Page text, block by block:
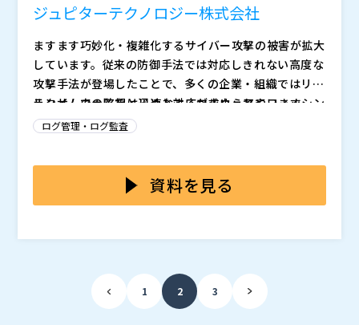
ジュピターテクノロジー株式会社
ますます巧妙化・複雑化するサイバー攻撃の被害が拡大
しています。従来の防御手法では対応しきれない高度な
攻撃手法が登場したことで、多くの企業・組織ではリア
ルタイムでの監視と迅速な対応が求められています。
また、各国政府や業界団体が定める規制やコンプライア
セキュリティ要件は厳しくなっています。 国内におい
ても事業停止が多大な影響を与える自動車業界では「自
策定され、自動車メーカーやサプライヤー企業を含めて
こうした各規制に適合したログ管理や監査対応など、セ
キュリティ・インシデント対応の必要性はさらに高まっ
ランサムウェアをはじめとするマルウェアやフィッシン
グ攻撃、内部不正などの被害に遭わないためには、イン
バイスから生成される膨大なログを一元的に管理するこ
とが難しく、異常の検知に時間と労力がかかることもあ
ュリティ担当者が重大なセキュリティ脅威へのアラート
を早期に検知し、迅速な対応を可能にするソリューショ
ンとして注目されているのが「SIEM（Security Infor
EMは高度な専門知識が求められることもあり、適切な
SIEMソリューションは初期導入・運用コストなどがか
かるため高額になる場合も多く、予算に限りがある企
業・組織には導入の障壁が存在します。さらに、SIEM
本当に難しいのでしょうか？ 本セミナーは、SIEMを活
したい企業・組織のセキュリティ運用部門の方を対象に
開催します。 SIEMの市場概要、セキュリティ対策とし
ての重要性や特長などを解説するとともに、自工会/部
ジュピターテクノロジー株式会社（）
株式会社オープンソース活用研究所（） マジセミ株式
） ※共催、協賛、協力、講演企業は将来的に追
ログ管理・ログ監査
資料を見る
1 2 3